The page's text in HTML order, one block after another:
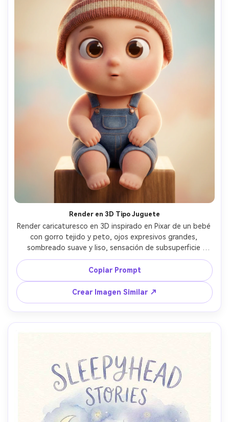
Render en 3D Tipo Juguete
Render caricaturesco en 3D inspirado en Pixar de un bebé
con gorro tejido y peto, ojos expresivos grandes,
sombreado suave y liso, sensación de subsuperficie
delicada, iluminación de estudio cálida, fondo mínimo en
degradé pastel, estética de figura coleccionable linda,
muy detallado y pulido, lente de 85mm, poca profundidad
de campo --ar 4:5
Copiar Prompt
Crear Imagen Similar ↗